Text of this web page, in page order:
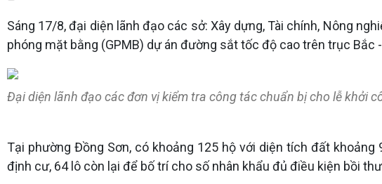
Sáng 17/8, đại diện lãnh đạo các sở: Xây dựng, Tài chính, Nông
phóng mặt bằng (GPMB) dự án đường sắt tốc độ cao trên trục
Đại diện lãnh đạo các đơn vị kiểm tra công tác chuẩn bị cho lễ khởi
Tại phường Đồng Sơn, có khoảng 125 hộ với diện tích đất
định cư, 64 lô còn lại để bố trí cho số nhân khẩu đủ điều kiện bồi